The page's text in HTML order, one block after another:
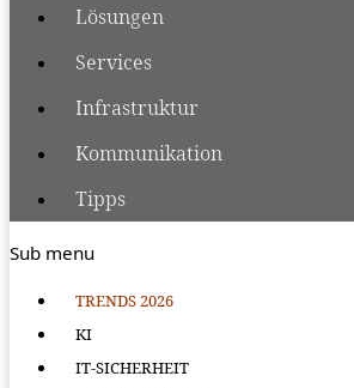
Lösungen
Services
Infrastruktur
Kommunikation
Tipps
Sub menu
TRENDS 2026
KI
IT-SICHERHEIT